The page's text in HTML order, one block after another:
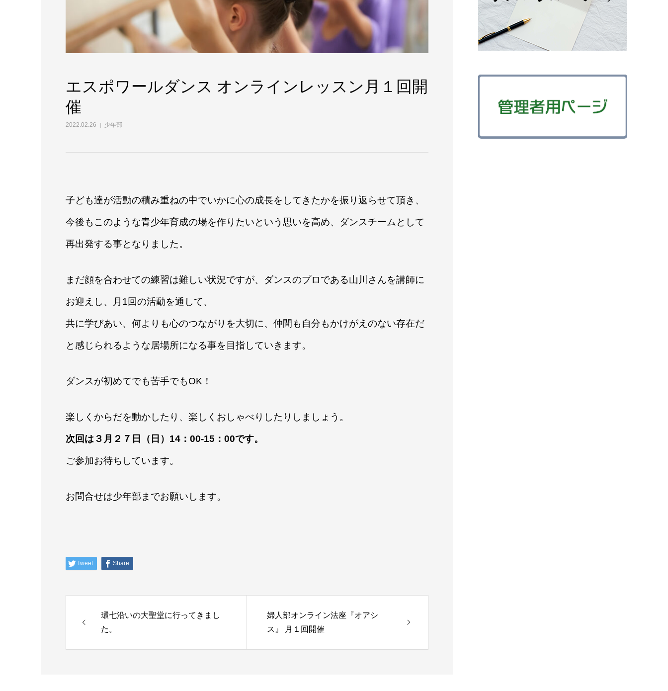
エスポワールダンス オンラインレッスン月１回開
催
2022.02.26 少年部
子ども達が活動の積み重ねの中でいかに心の成長をしてきたかを振り返らせて頂き、
今後もこのような青少年育成の場を作りたいという思いを高め、ダンスチームとして
再出発する事となりました。
まだ顔を合わせての練習は難しい状況ですが、ダンスのプロである山川さんを講師に
お迎えし、月1回の活動を通して、
共に学びあい、何よりも心のつながりを大切に、仲間も自分もかけがえのない存在だ
と感じられるような居場所になる事を目指していきます。
ダンスが初めてでも苦手でもOK！
楽しくからだを動かしたり、楽しくおしゃべりしたりしましょう。
次回は３月２７日（日）14：00-15：00です。
ご参加お待ちしています。
お問合せは少年部までお願いします。
Tweet Share
環七沿いの大聖堂に行ってきまし
た。
婦人部オンライン法座『オアシ
ス』 月１回開催